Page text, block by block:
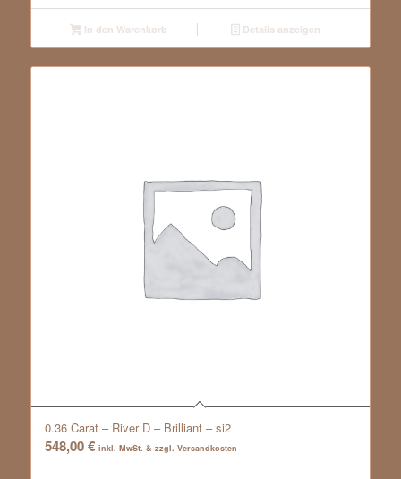
In den Warenkorb Details anzeigen
0.36 Carat – River D – Brilliant – si2
548,00€ inkl. MwSt. & zzgl. Versandkosten